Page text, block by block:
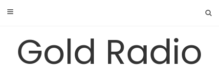
Gold Radio